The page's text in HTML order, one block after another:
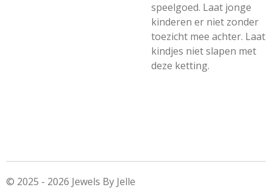
speelgoed. Laat jonge
kinderen er niet zonder
toezicht mee achter. Laat
kindjes niet slapen met
deze ketting.
© 2025 - 2026 Jewels By Jelle